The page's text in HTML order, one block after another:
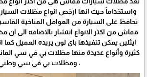
واستخداماً حيث انها ارخص انواع مظلات
تحافظ على السيارة من العوامل المناخية
قماش من اكثر الانواع انتشار بالاضافه الى
ايثلين يمكن تنفيذها باى لون يريده العميل كما
كثيرة وأنواع عديدة منها مظلات بي في سي
، ومظلات بي في سي